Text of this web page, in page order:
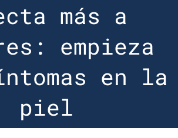
más a
empieza
en la
piel